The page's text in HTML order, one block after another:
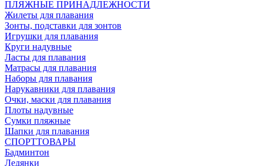
ПЛЯЖНЫЕ ПРИНАДЛЕЖНОСТИ
Жилеты для плавания
Зонты, подставки для зонтов
Игрушки для плавания
Круги надувные
Ласты для плавания
Матрасы для плавания
Наборы для плавания
Нарукавники для плавания
Очки, маски для плавания
Плоты надувные
Сумки пляжные
Шапки для плавания
СПОРТТОВАРЫ
Бадминтон
Ледянки